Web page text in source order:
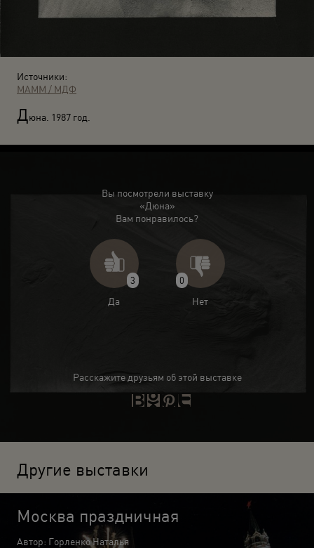
Источники:
МАММ / МДФ
Дюна. 1987 год.
Вы посмотрели выставку
«Дюна»
Вам понравилось?
3
Да
0
Нет
Расскажите друзьям об этой выставке
Другие выставки
Москва праздничная
Автор: Горленко Наталья